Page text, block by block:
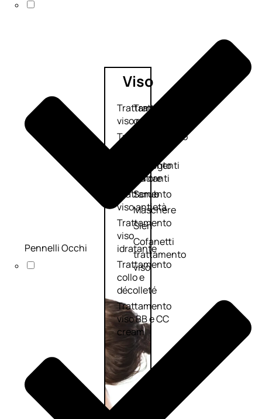
Viso
Trattamento
viso giorno
Trattamento
Trattamento
viso 24 ore
Trattamento
viso antietà
Trattamento
viso
idratante
Trattamento
collo e
décolleté
Trattamento
viso BB e CC
cream
Trattamento
occhi
Trattamento
Detergenti
trattanti
Scrub
Maschere
Sieri
Cofanetti
trattamento
viso
Pennelli Occhi